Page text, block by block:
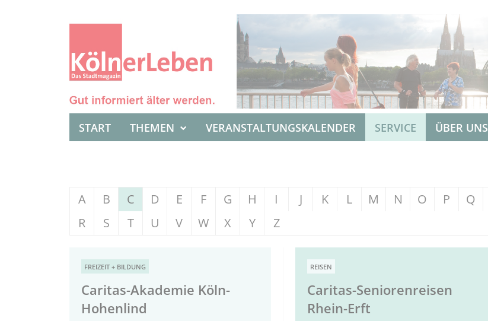
START THEMEN VERANSTALTUNGSKALENDER SERVICE ÜBER UNS
A B C D E F G H I J K L M N O P
Q
R
S T U V W X Y Z
FREIZEIT + BILDUNG
Caritas-Akademie Köln-
Hohenlind
REISEN
Caritas-Seniorenreisen
Rhein-Erft